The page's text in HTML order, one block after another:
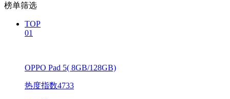
榜单筛选
TOP
01
OPPO Pad 5( 8GB/128GB)
热度指数4733